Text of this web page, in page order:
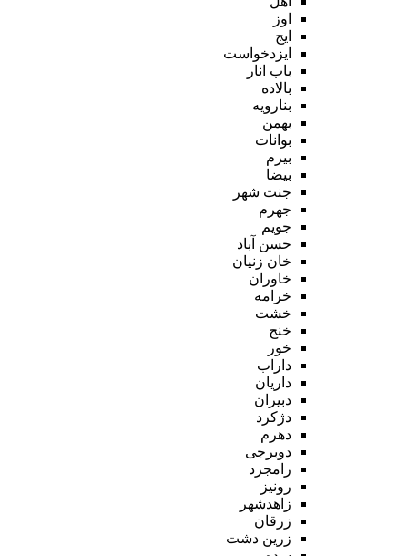
اوز
ایج
ایزدخواست
باب انار
بالاده
بنارویه
بهمن
بوانات
بیرم
بیضا
جنت شهر
جهرم
جویم
حسن آباد
خان زنیان
خاوران
خرامه
خشت
خنج
خور
داراب
داریان
دبیران
دژکرد
دهرم
دوبرجی
رامجرد
رونیز
زاهدشهر
زرقان
زرین دشت